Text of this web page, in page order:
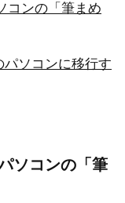
コンの「筆まめ
パソコンに移行す
ソコンの「筆